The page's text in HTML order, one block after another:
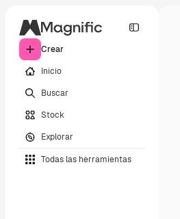
Crear
Inicio
Buscar
Stock
Explorar
Todas las herramientas